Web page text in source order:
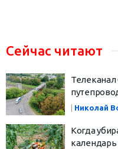
Сейчас читают
Николай
Когда
календарь